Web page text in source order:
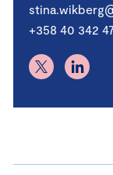
+358 40 342